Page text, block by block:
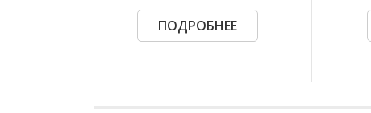
ПОДРОБНЕЕ